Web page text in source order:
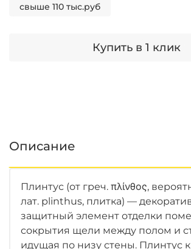
Купить в 1 клик
свыше 110 тыс.руб
Описание
Плинтус (от греч. πλίνθος,
лат. plinthus, плитка) —
защитный элемент отделки
сокрытия щели между полом и
идущая по низу стены. Плинтус